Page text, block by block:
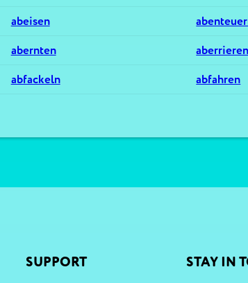
abeisen
abernten
aberrieren
abfackeln
abfahren
SUPPORT
STAY IN